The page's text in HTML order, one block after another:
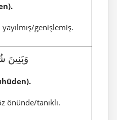
genişlemiş.
önünde/tanıklı.